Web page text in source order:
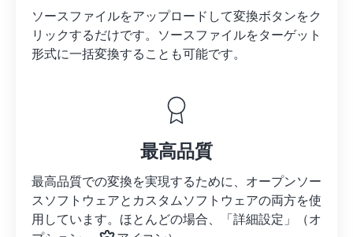
ソースファイルをアップロードして変換ボタンをク
リックするだけです。 ソースファイルをターゲット
形式に一括変換することも可能です。
最高品質
最高品質での変換を実現するために、オープンソー
スソフトウェアとカスタムソフトウェアの両方を使
用しています。ほとんどの場合、「詳細設定」（オ